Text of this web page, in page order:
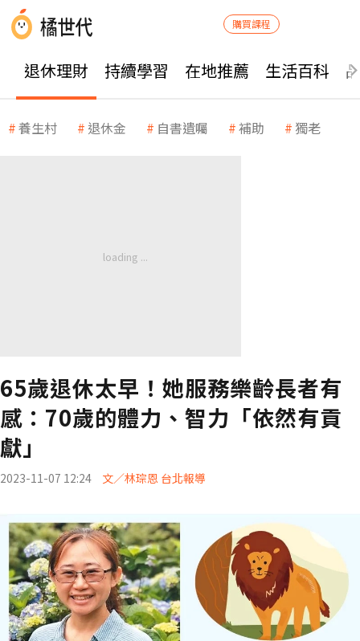
購買課程
退休理財 持續學習 在地推薦 生活百科
養生村 退休金 自書遺囑 補助 獨老
65歲退休太早！她服務樂齡長者有
感：70歲的體力、智力「依然有貢
獻」
2023-11-07 12:24 文／林琮恩 台北報導